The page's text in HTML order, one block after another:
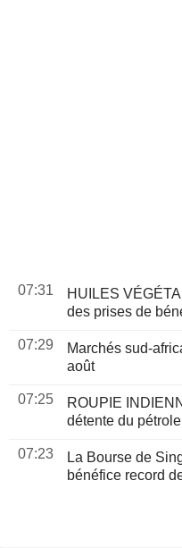
07:31
HUILES
des prises de
07:29
Marchés sud-
août
07:25
ROUPIE
détente du
07:23
La Bourse de
bénéfice record